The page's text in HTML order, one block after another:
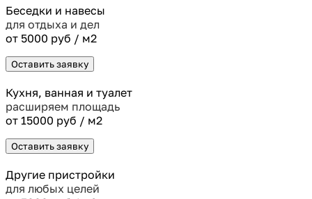
Беседки и навесы
для отдыха и дел
от 5000 руб / м2
Оставить заявку
Кухня, ванная и туалет
расширяем площадь
от 15000 руб / м2
Оставить заявку
Другие пристройки
для любых целей